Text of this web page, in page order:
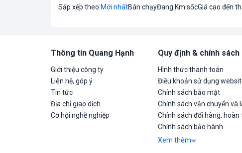
Sắp xếp theo:Mới nhấtBán chạyĐang Km sốcGiá cao đến
Thông tin Quang Hạnh
Giới thiệu công ty
Liên hệ, góp ý
Tin tức
Địa chỉ giao dịch
Cơ hội nghề nghiệp
Quy định & chính sách
Hình thức thanh toán
Điều khoản sử dụng
Chính sách bảo mật
Chính sách vận chuyển và
Chính sách đổi hàng, hoàn
Chính sách bảo hành
Xem thêm